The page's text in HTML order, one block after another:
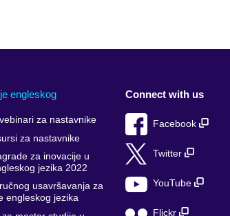
engleskog
za nastavnike
za nastavnike
za inovacije u
jezika 2022
usavršavanja za
engleskog jezika
Connect with us
Facebook
Twitter
YouTube
Flickr